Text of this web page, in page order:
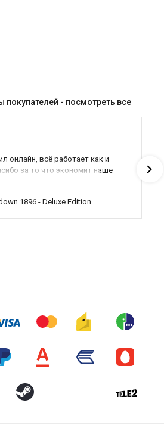
покупателей - посмотреть все
онлайн, всё работает как и
за то что экономит наше
ребята вы красава оказываете
походу из всех только вы и
1896 - Deluxe Edition